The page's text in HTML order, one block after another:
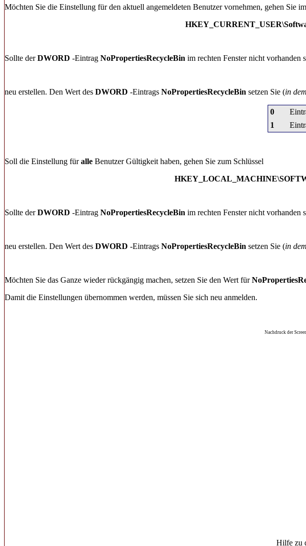
Möchten Sie die Einstellung für den aktuell angemeldeten Benutzer vornehmen, gehen Sie
Sollte derDWORD -Eintrag NoPropertiesRecycleBin im rechten Fenster nicht vorhanden
neu erstellen. Den Wert des DWORD -Eintrags NoPropertiesRecycleBin setzen Sie (in
0
1
Soll die Einstellung füralle Benutzer Gültigkeit haben, gehen Sie zum Schlüssel
Sollte derDWORD -Eintrag NoPropertiesRecycleBin im rechten Fenster nicht vorhanden
neu erstellen. Den Wert des DWORD -Eintrags NoPropertiesRecycleBin setzen Sie (in
Möchten Sie das Ganze wieder rückgängig machen, setzen Sie den Wert für
Damit die Einstellungen übernommen werden, müssen Sie sich neu anmelden.
Nachdruck der
Hilfe zu